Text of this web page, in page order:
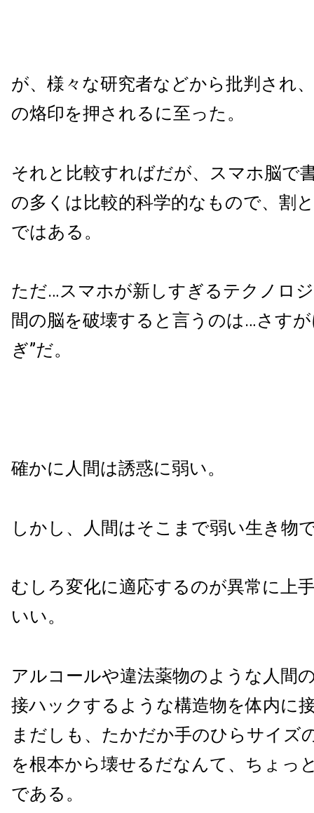
が、様々な研究者などから批判され
の烙印を押されるに至った。
それと比較すればだが、スマホ脳で
の多くは比較的科学的なもので、割
ではある。
ただ…スマホが新しすぎるテクノロ
間の脳を破壊すると言うのは…さすが
ぎ”だ。
確かに人間は誘惑に弱い。
しかし、人間はそこまで弱い生き物
むしろ変化に適応するのが異常に上
いい。
アルコールや違法薬物のような人間
接ハックするような構造物を体内に
まだしも、たかだか手のひらサイズ
を根本から壊せるだなんて、ちょっ
である。